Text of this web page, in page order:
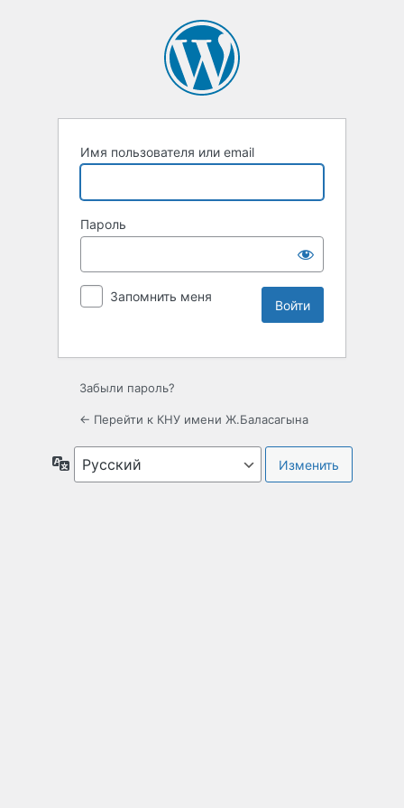
Имя пользователя или email
Пароль
Запомнить меня
Забыли пароль?
← Перейти к КНУ имени Ж.Баласагына
Язык